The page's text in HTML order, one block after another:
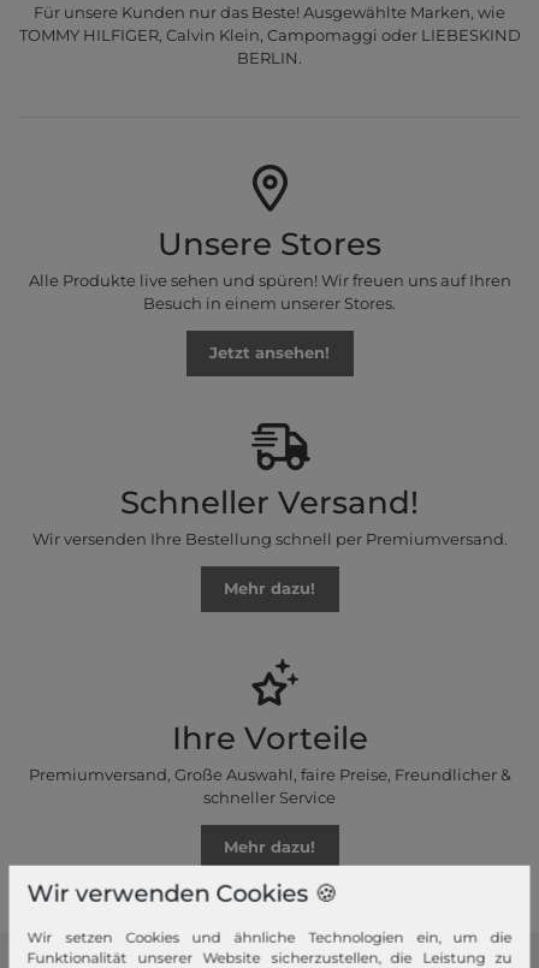
Für unsere Kunden nur das Beste! Ausgewählte Marken, wie
TOMMY HILFIGER, Calvin Klein, Campomaggi oder LIEBESKIND
BERLIN.
Unsere Stores
Alle Produkte live sehen und spüren! Wir freuen uns auf Ihren
Besuch in einem unserer Stores.
Jetzt ansehen!
Schneller Versand!
Wir versenden Ihre Bestellung schnell per Premiumversand.
Mehr dazu!
Ihre Vorteile
Premiumversand, Große Auswahl, faire Preise, Freundlicher &
schneller Service
Mehr dazu!
Wir verwenden Cookies 🍪
Wir setzen Cookies und ähnliche Technologien ein, um die
Funktionalität unserer Website sicherzustellen, die Leistung zu